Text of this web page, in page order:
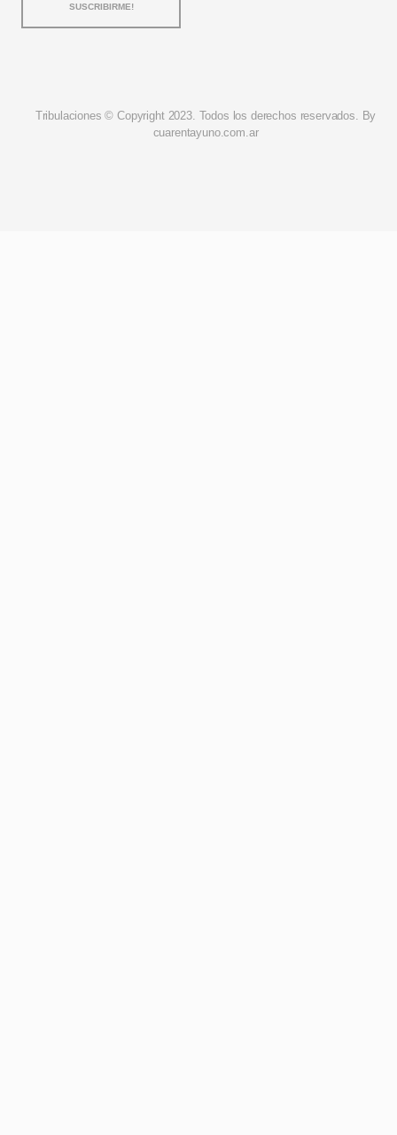
Tribulaciones © Copyright 2023. Todos los derechos reservados. By
cuarentayuno.com.ar